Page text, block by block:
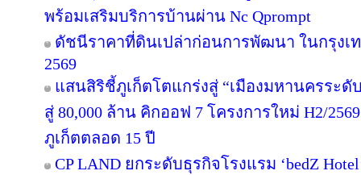
พร้อมเสริมบริการบ้านผ่าน Nc Qprompt
ดัชนีราคาที่ดินเปล่าก่อนการพัฒนา ในกรุงเ
2569
แสนสิริชี้ภูเก็ตโตแกร่งสู่ “เมืองมหานครระ
สู่ 80,000 ล้าน คิกออฟ 7 โครงการใหม่ H2/
ภูเก็ตตลอด 15 ปี
CP LAND ยกระดับธุรกิจโรงแรม ‘bedZ